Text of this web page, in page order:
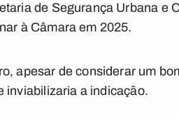
de Segurança Urbana e
à Câmara em 2025.
apesar de considerar um
inviabilizaria a indicação.